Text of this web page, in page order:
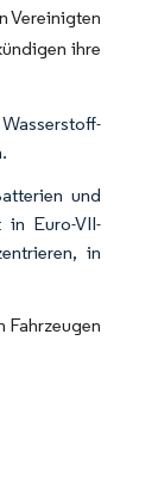
Vereinigten
ihre
und
Euro-VII-
in
Fahrzeugen